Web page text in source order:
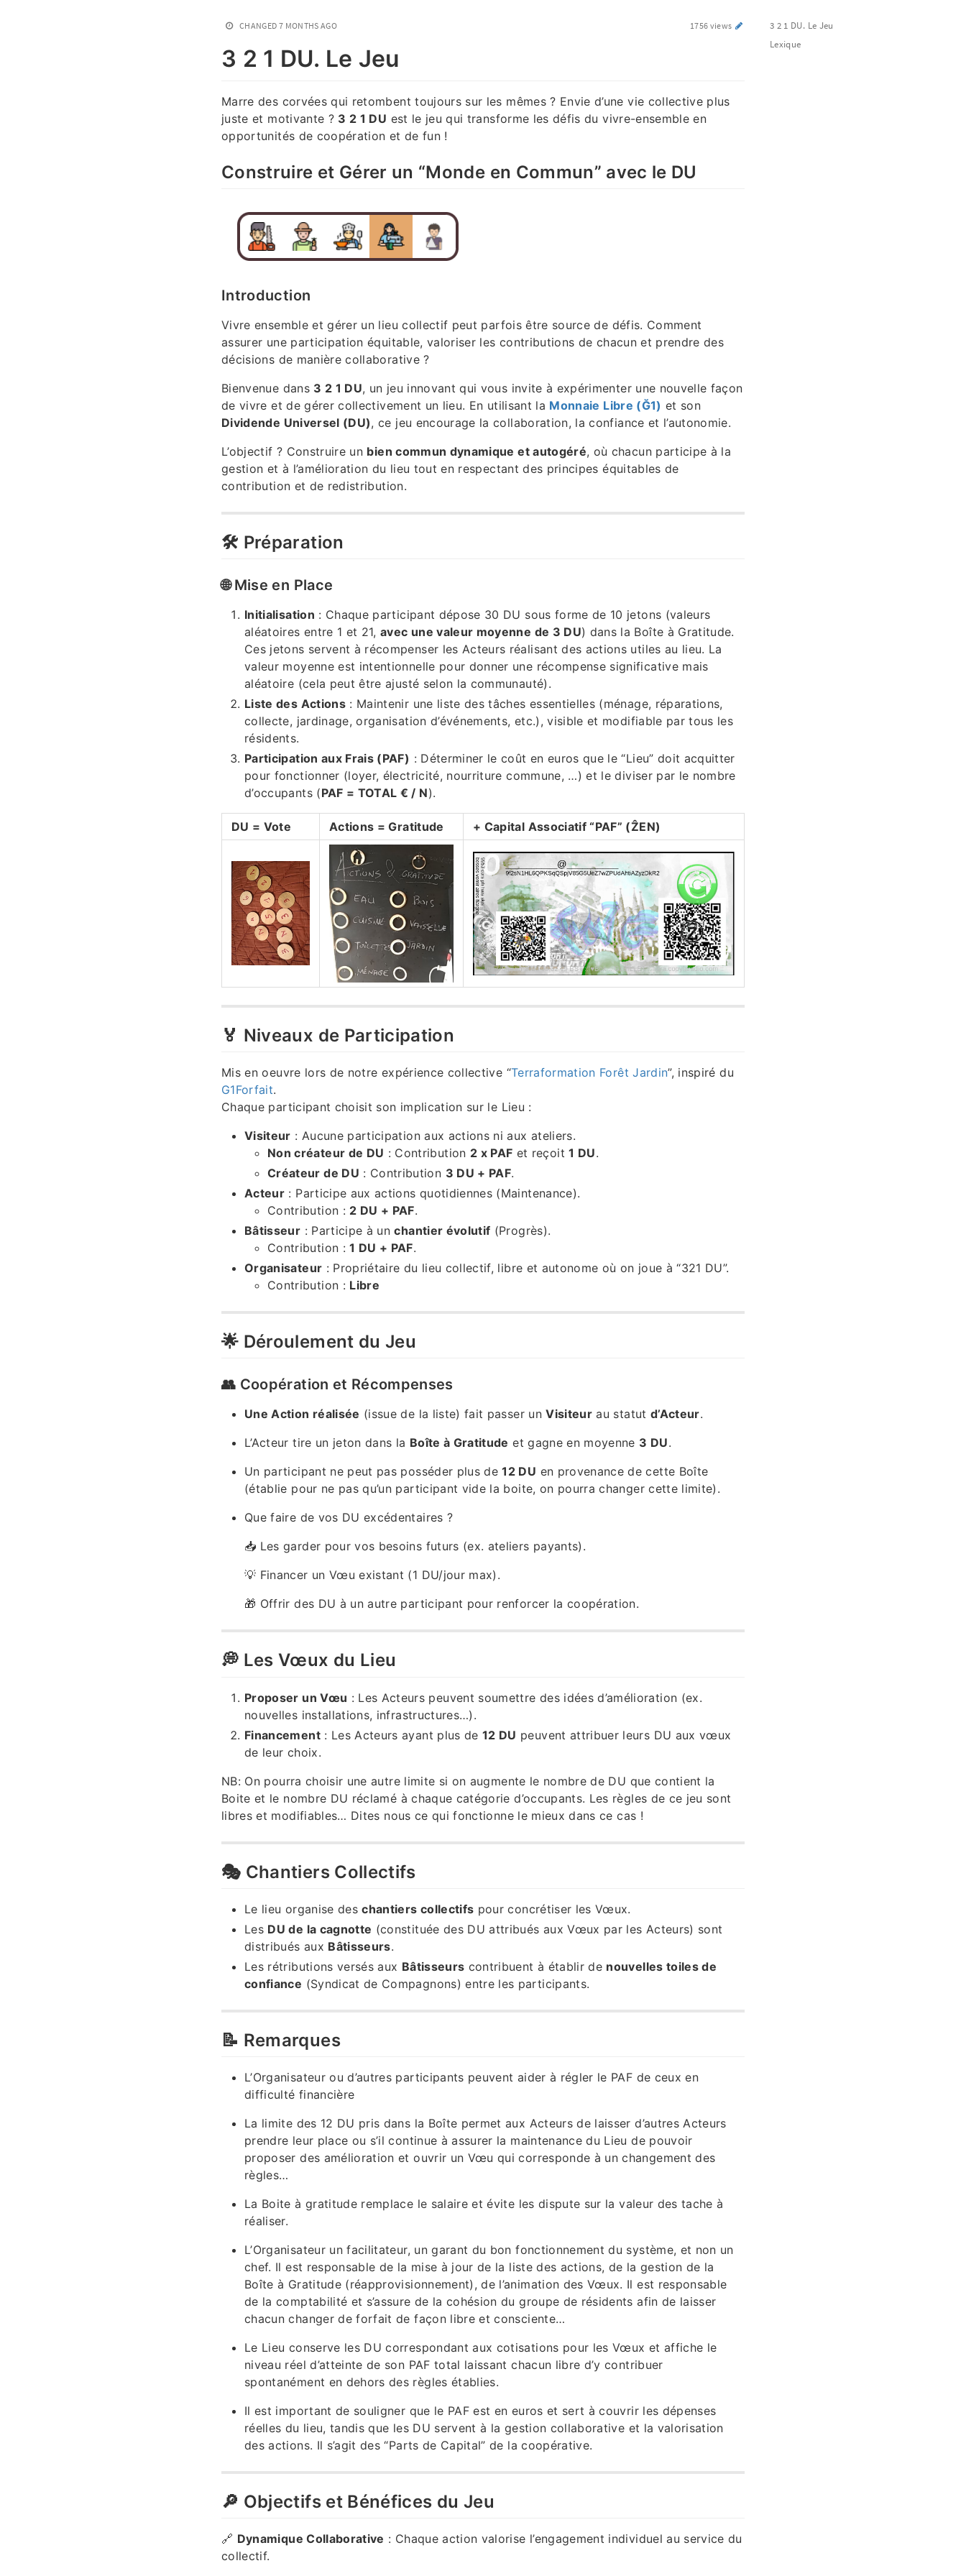
CHANGED 7 MONTHS AGO 1756 views
3 2 1 DU. Le Jeu
Marre des corvées qui retombent toujours sur les mêmes ? Envie d’une vie collective plus
juste et motivante ? 3 2 1 DU est le jeu qui transforme les défis du vivre-ensemble en
opportunités de coopération et de fun !
Construire et Gérer un “Monde en Commun” avec le DU
Introduction
Vivre ensemble et gérer un lieu collectif peut parfois être source de défis. Comment
assurer une participation équitable, valoriser les contributions de chacun et prendre des
décisions de manière collaborative ?
Bienvenue dans 3 2 1 DU, un jeu innovant qui vous invite à expérimenter une nouvelle façon
de vivre et de gérer collectivement un lieu. En utilisant la Monnaie Libre (Ğ1) et son
Dividende Universel (DU), ce jeu encourage la collaboration, la confiance et l’autonomie.
L’objectif ? Construire un bien commun dynamique et autogéré, où chacun participe à la
gestion et à l’amélioration du lieu tout en respectant des principes équitables de
contribution et de redistribution.
🛠️ Préparation
🌐 Mise en Place
Initialisation : Chaque participant dépose 30 DU sous forme de 10 jetons (valeurs
aléatoires entre 1 et 21,avec une valeur moyenne de 3 DU) dans la Boîte à Gratitude.
Ces jetons servent à récompenser les Acteurs réalisant des actions utiles au lieu. La
valeur moyenne est intentionnelle pour donner une récompense significative mais
aléatoire (cela peut être ajusté selon la communauté).
Liste des Actions: Maintenir une liste des tâches essentielles (ménage, réparations,
collecte, jardinage, organisation d’événements, etc.), visible et modifiable par tous les
résidents.
Participation aux Frais (PAF) : Déterminer le coût en euros que le “Lieu” doit acquitter
pour fonctionner (loyer, électricité, nourriture commune, …) et le diviser par le nombre
d’occupants (PAF = TOTAL € / N).
DU = Vote Actions = Gratitude + Capital Associatif “PAF” (ẐEN)
🏅 Niveaux de Participation
Mis en oeuvre lors de notre expérience collective “Terraformation Forêt Jardin”, inspiré du
G1Forfait.
Chaque participant choisit son implication sur le Lieu :
Visiteur : Aucune participation aux actions ni aux ateliers.
Non créateur de DU : Contribution 2 x PAF et reçoit1 DU.
Créateur de DU : Contribution 3 DU + PAF.
Acteur : Participe aux actions quotidiennes (Maintenance).
Contribution : 2 DU + PAF.
Bâtisseur : Participe à unchantier évolutif (Progrès).
Contribution :1 DU + PAF.
Organisateur : Propriétaire du lieu collectif, libre et autonome où on joue à “321 DU”.
Contribution : Libre
🌟 Déroulement du Jeu
👥 Coopération et Récompenses
Une Action réalisée (issue de la liste) fait passer unVisiteur au statut d’Acteur.
L’Acteur tire un jeton dans la Boîte à Gratitude et gagne en moyenne 3 DU.
Un participant ne peut pas posséder plus de12 DU en provenance de cette Boîte
(établie pour ne pas qu’un participant vide la boite, on pourra changer cette limite).
Que faire de vos DU excédentaires ?
📥 Les garder pour vos besoins futurs (ex. ateliers payants).
💡 Financer un Vœu existant (1 DU/jour max).
🎁 Offrir des DU à un autre participant pour renforcer la coopération.
💭 Les Vœux du Lieu
Proposer un Vœu : Les Acteurs peuvent soumettre des idées d’amélioration (ex.
nouvelles installations, infrastructures…).
Financement: Les Acteurs ayant plus de12 DU peuvent attribuer leurs DU aux vœux
de leur choix.
NB: On pourra choisir une autre limite si on augmente le nombre de DU que contient la
Boite et le nombre DU réclamé à chaque catégorie d’occupants. Les règles de ce jeu sont
libres et modifiables… Dites nous ce qui fonctionne le mieux dans ce cas !
🎭 Chantiers Collectifs
Le lieu organise deschantiers collectifs pour concrétiser les Vœux.
Les DU de la cagnotte (constituée des DU attribués aux Vœux par les Acteurs) sont
distribués aux Bâtisseurs.
Les rétributions versés aux Bâtisseurs contribuent à établir de nouvelles toiles de
confiance (Syndicat de Compagnons) entre les participants.
📝 Remarques
L’Organisateur ou d’autres participants peuvent aider à régler le PAF de ceux en
difficulté financière
La limite des 12 DU pris dans la Boîte permet aux Acteurs de laisser d’autres Acteurs
prendre leur place ou s’il continue à assurer la maintenance du Lieu de pouvoir
proposer des amélioration et ouvrir un Vœu qui corresponde à un changement des
règles…
La Boite à gratitude remplace le salaire et évite les dispute sur la valeur des tache à
réaliser.
L’Organisateur un facilitateur, un garant du bon fonctionnement du système, et non un
chef. Il est responsable de la mise à jour de la liste des actions, de la gestion de la
Boîte à Gratitude (réapprovisionnement), de l’animation des Vœux. Il est responsable
de la comptabilité et s’assure de la cohésion du groupe de résidents afin de laisser
chacun changer de forfait de façon libre et consciente…
Le Lieu conserve les DU correspondant aux cotisations pour les Vœux et affiche le
niveau réel d’atteinte de son PAF total laissant chacun libre d’y contribuer
spontanément en dehors des règles établies.
Il est important de souligner que le PAF est en euros et sert à couvrir les dépenses
réelles du lieu, tandis que les DU servent à la gestion collaborative et la valorisation
des actions. Il s’agit des “Parts de Capital” de la coopérative.
🔎 Objectifs et Bénéfices du Jeu
🔗 Dynamique Collaborative : Chaque action valorise l’engagement individuel au service du
collectif.
3 2 1 DU. Le Jeu
Lexique